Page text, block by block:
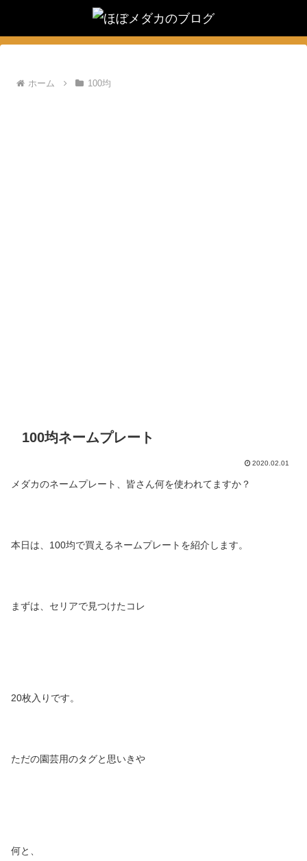
ホーム 100均
100均ネームプレート
2020.02.01
メダカのネームプレート、皆さん何を使われてますか？
本日は、100均で買えるネームプレートを紹介します。
まずは、セリアで見つけたコレ
20枚入りです。
ただの園芸用のタグと思いきや
何と、